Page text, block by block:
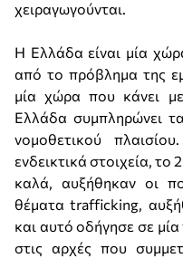
χειραγωγούνται.
Η Ελλάδα είναι μία
από το πρόβλημα της
μία χώρα που κάνει
Ελλάδα συμπληρώνει
νομοθετικού
ενδεικτικά στοιχεία,
καλά, αυξήθηκαν οι
θέματα trafficking,
και αυτό οδήγησε σε
στις αρχές που